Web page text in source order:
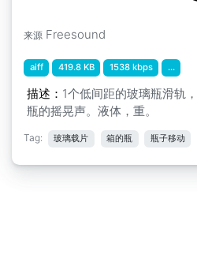
来源 Freesound
aiff 419.8 KB 1538 kbps ...
描述： 1个低间距的玻璃瓶滑轨
瓶的摇晃声。液体，重。
Tag: 玻璃载片 箱的瓶 瓶子移动